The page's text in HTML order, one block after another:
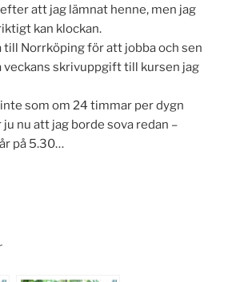
att jag lämnat henne, men jag
kan klockan.
till Norrköping för att jobba och sen
veckans skrivuppgift till kursen jag
som om 24 timmar per dygn
nu att jag borde sova redan –
på 5.30…